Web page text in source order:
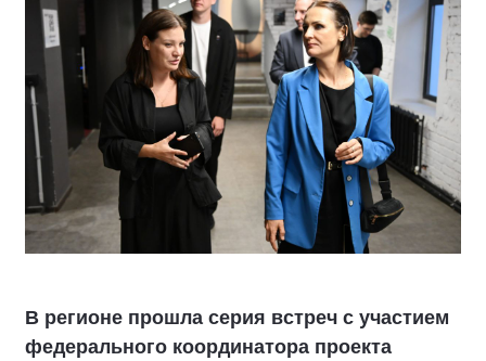
В регионе прошла серия встреч с участием
федерального координатора проекта